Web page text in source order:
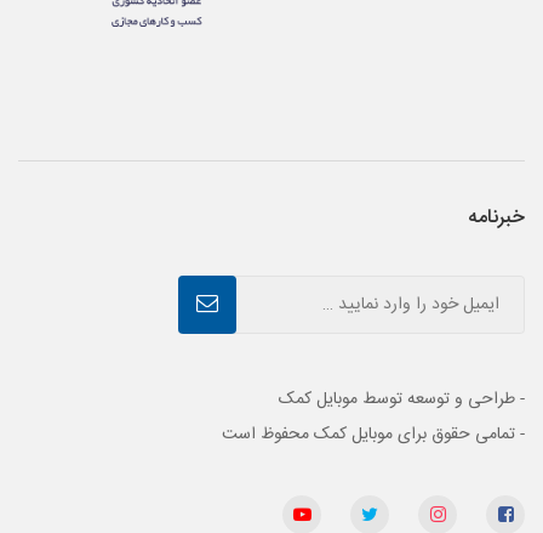
خبرنامه
- طراحی و توسعه توسط موبایل کمک
- تمامی حقوق برای موبایل کمک محفوظ است